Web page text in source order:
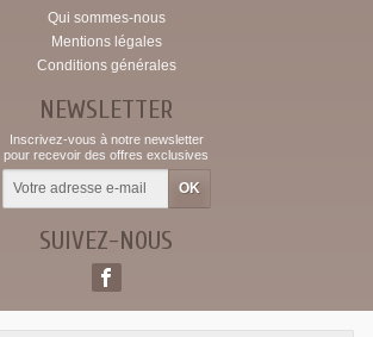
Qui sommes-nous
Mentions légales
Conditions générales
NEWSLETTER
Inscrivez-vous à notre newsletter
pour recevoir des offres exclusives
SUIVEZ-NOUS